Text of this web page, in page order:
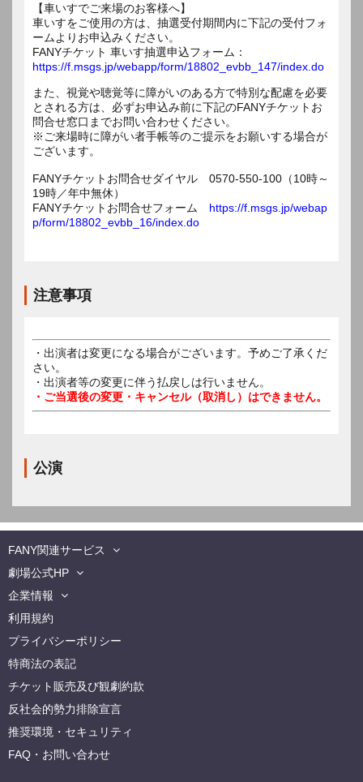
【車いすでご来場のお客様へ】
車いすをご使用の方は、抽選受付期間内に下記の受付フォ
ームよりお申込みください。
FANYチケット 車いす抽選申込フォーム：
https://f.msgs.jp/webapp/form/18802_evbb_147/index.do
また、視覚や聴覚等に障がいのある方で特別な配慮を必要
とされる方は、必ずお申込み前に下記のFANYチケットお
問合せ窓口までお問い合わせください。
※ご来場時に障がい者手帳等のご提示をお願いする場合が
ございます。
FANYチケットお問合せダイヤル 0570-550-100（10時～
19時／年中無休）
FANYチケットお問合せフォーム https://f.msgs.jp/webap
p/form/18802_evbb_16/index.do
注意事項
・出演者は変更になる場合がございます。予めご了承くだ
さい。
・出演者等の変更に伴う払戻しは行いません。
・ご当選後の変更・キャンセル（取消し）はできません。
公演
FANY関連サービス
劇場公式HP
企業情報
利用規約
プライバシーポリシー
特商法の表記
チケット販売及び観劇約款
反社会的勢力排除宣言
推奨環境・セキュリティ
FAQ・お問い合わせ